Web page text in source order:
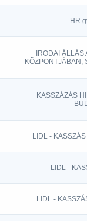
HR
IRODAI ÁLLÁS
KÖZPONTJÁBAN,
KASSZÁZÁS
LIDL -
LIDL -
LIDL -